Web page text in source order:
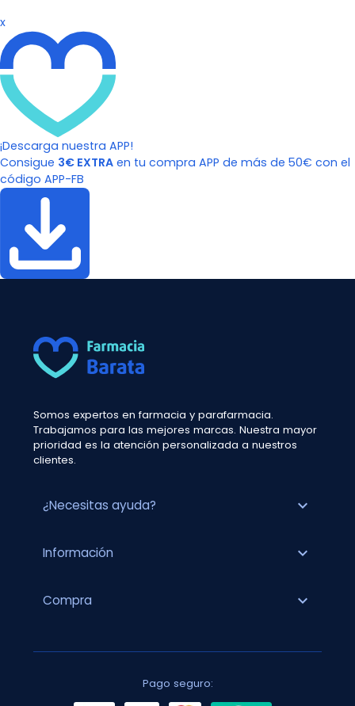
x
¡Descarga nuestra APP!
Consigue 3€ EXTRA en tu compra APP de más de 50€ con el
código APP-FB
Somos expertos en farmacia y parafarmacia.
Trabajamos para las mejores marcas. Nuestra mayor
prioridad es la atención personalizada a nuestros
clientes.
¿Necesitas ayuda? expand_more
Información expand_more
Compra expand_more
Pago seguro: